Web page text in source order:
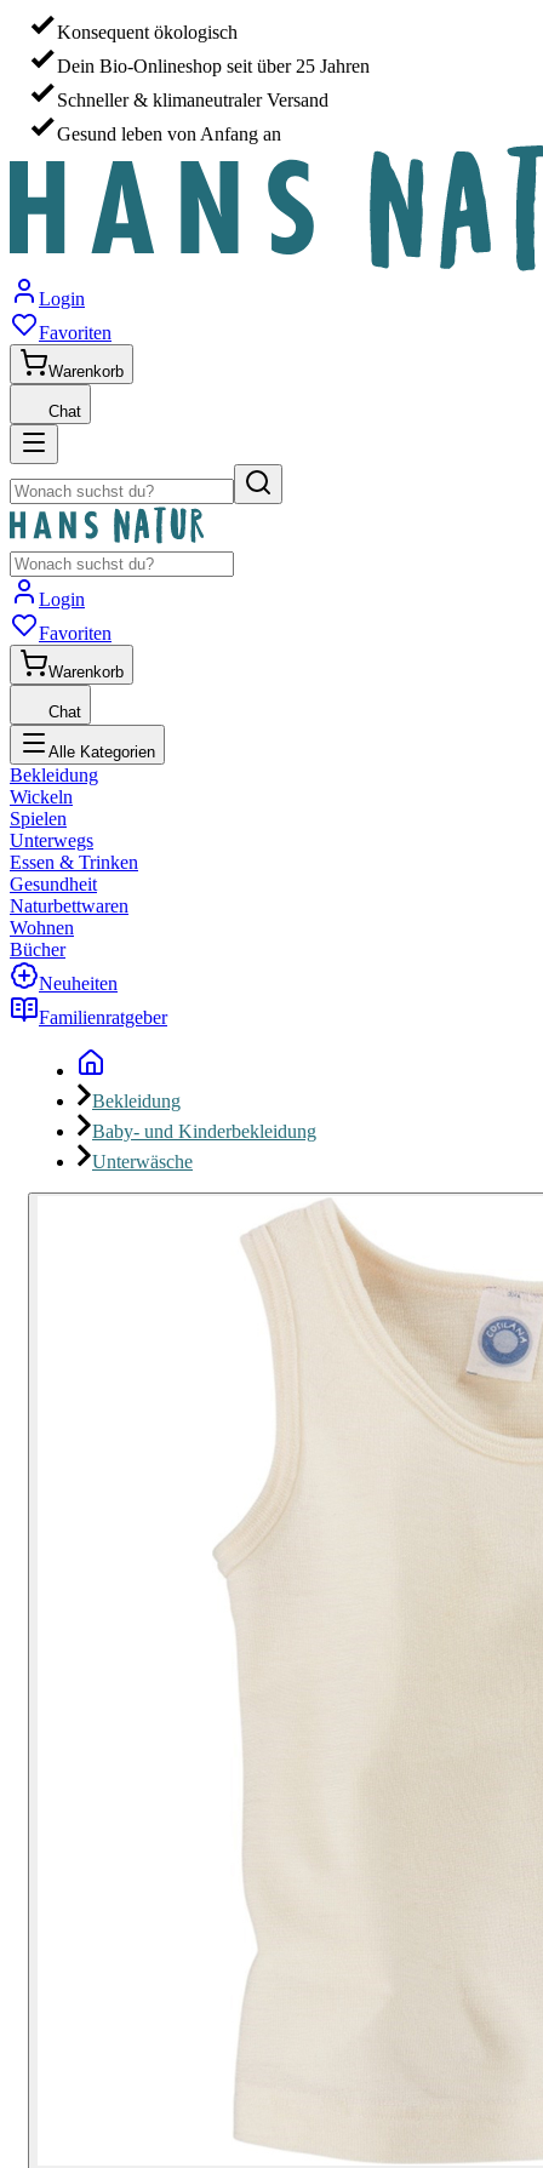
Konsequent ökologisch
Dein Bio-Onlineshop seit über 25 Jahren
Schneller & klimaneutraler Versand
Gesund leben von Anfang an
Login
Favoriten
Warenkorb
Chat
Login
Favoriten
Warenkorb
Chat
Alle Kategorien
Bekleidung
Wickeln
Spielen
Unterwegs
Essen & Trinken
Gesundheit
Naturbettwaren
Wohnen
Bücher
Neuheiten
Familienratgeber
Bekleidung
Baby- und Kinderbekleidung
Unterwäsche